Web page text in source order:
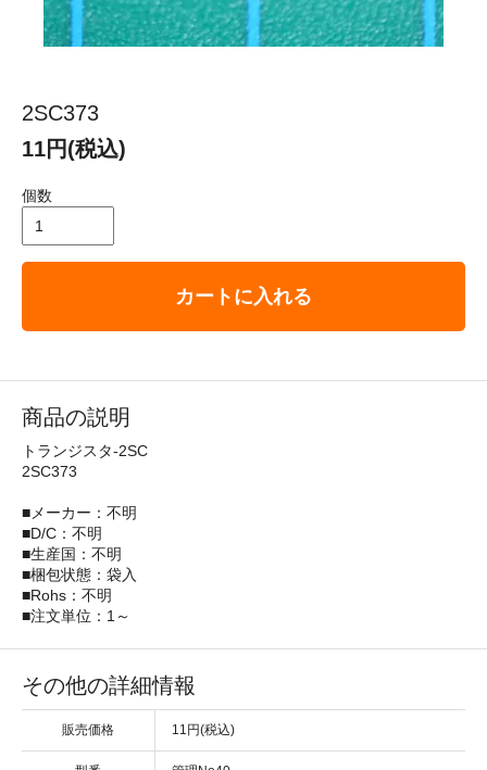
2SC373
11円(税込)
個数
カートに入れる
商品の説明
トランジスタ-2SC
2SC373
■メーカー：不明
■D/C：不明
■生産国：不明
■梱包状態：袋入
■Rohs：不明
■注文単位：1～
その他の詳細情報
販売価格 11円(税込)